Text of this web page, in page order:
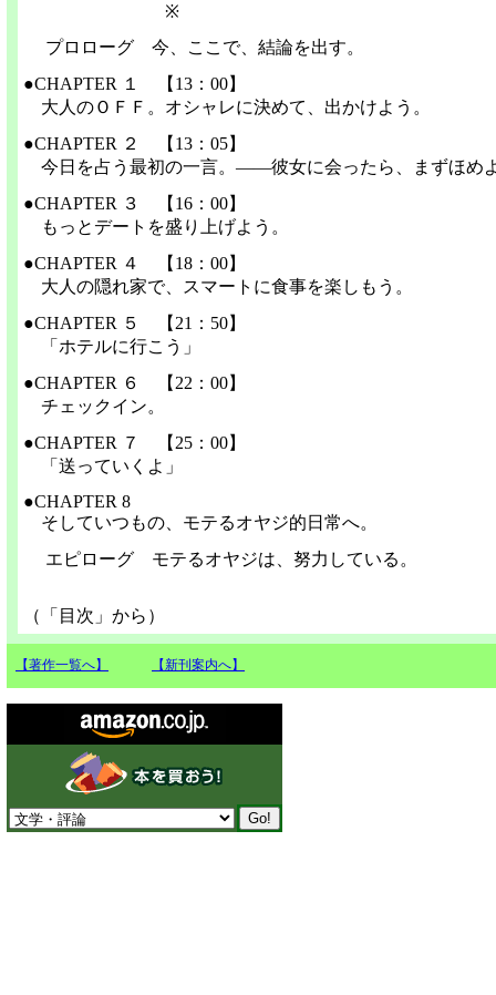
※
プロローグ 今、ここで、結論を出す。
●CHAPTER １ 【13：00】
大人のＯＦＦ。オシャレに決めて、出かけよう。
●CHAPTER ２ 【13：05】
今日を占う最初の一言。――彼女に会ったら、まずほめ
●CHAPTER ３ 【16：00】
もっとデートを盛り上げよう。
●CHAPTER ４ 【18：00】
大人の隠れ家で、スマートに食事を楽しもう。
●CHAPTER ５ 【21：50】
「ホテルに行こう」
●CHAPTER ６ 【22：00】
チェックイン。
●CHAPTER ７ 【25：00】
「送っていくよ」
●CHAPTER 8
そしていつもの、モテるオヤジ的日常へ。
エピローグ モテるオヤジは、努力している。
（「目次」から）
【著作一覧へ】 【新刊案内へ】